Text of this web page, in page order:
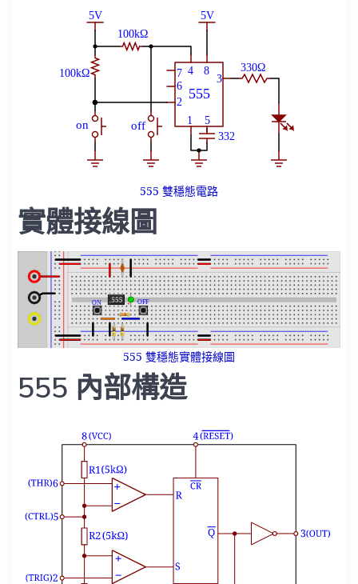
555 雙穩態電路
實體接線圖
555 雙穩態實體接線圖
555 內部構造